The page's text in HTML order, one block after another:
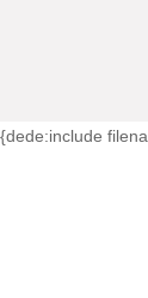
{dede:include